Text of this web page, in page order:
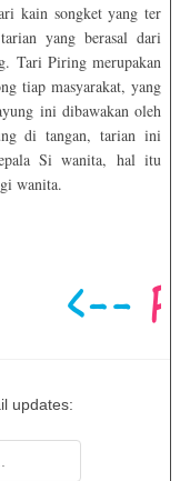
kain songket yang ter
yang berasal dari
Tari Piring merupakan
tiap masyarakat, yang
ini dibawakan oleh
di tangan, tarian ini
Si wanita, hal itu
wanita.
updates: